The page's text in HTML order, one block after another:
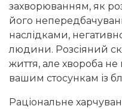
захворюванням, як
його
наслідками,
людини. Розсіяний
життя, але хвороба
вашим стосункам із
Раціональне